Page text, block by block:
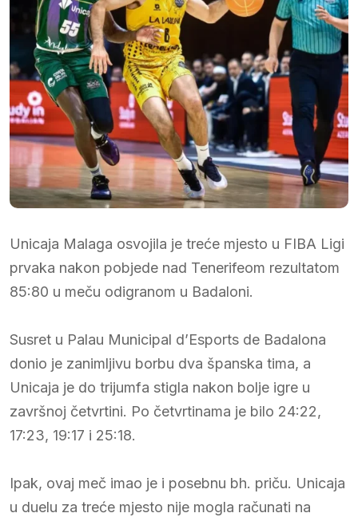
Unicaja Malaga osvojila je treće mjesto u FIBA Ligi
prvaka nakon pobjede nad Tenerifeom rezultatom
85:80 u meču odigranom u Badaloni.
Susret u Palau Municipal d’Esports de Badalona
donio je zanimljivu borbu dva španska tima, a
Unicaja je do trijumfa stigla nakon bolje igre u
završnoj četvrtini. Po četvrtinama je bilo 24:22,
17:23, 19:17 i 25:18.
Ipak, ovaj meč imao je i posebnu bh. priču. Unicaja
u duelu za treće mjesto nije mogla računati na